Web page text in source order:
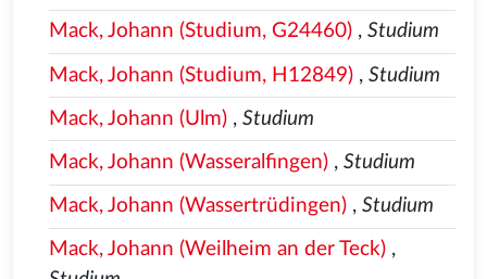
Mack, Johann (Studium, G24460), Studium
Mack, Johann (Studium, H12849), Studium
Mack, Johann (Ulm), Studium
Mack, Johann (Wasseralfingen), Studium
Mack, Johann (Wassertrüdingen), Studium
Mack, Johann (Weilheim an der Teck),